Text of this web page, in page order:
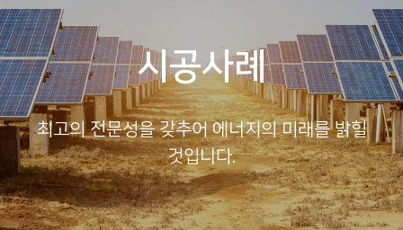
시공사례
최고의 전문성을 갖추어 에너지의 미래를 밝힐
것입니다.